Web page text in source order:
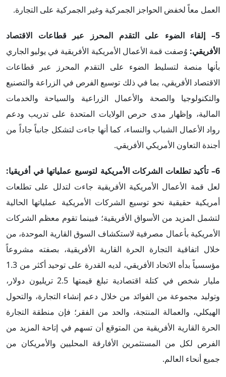
العمل معاً لخفض الحواجز الجمركية وغير الجمركية على التجارة.
5– إلقاء الضوء على التقدم المحرز عبر قطاعات الاقتصاد
الأفريقي: وُصفت قمة الأعمال الأمريكية الأفريقية في يوليو الجاري
بأنها منصة لتسليط الضوء على التقدم المحرز عبر قطاعات
الاقتصاد الأفريقي، بما في ذلك توسيع الفرص في الزراعة والتصنيع
والتكنولوجيا والصحة والأعمال الزراعية والسياحة والخدمات
المالية، وإظهار مدى حرص الولايات المتحدة على تدريب ودعم
رواد الأعمال الشباب والنساء، كما أنها جاءت لتشكل جانباً جاداً من
أجندة التعاون الأمريكي الأفريقي.
6– تأكيد تطلعات الشركات الأمريكية لتوسيع عملياتها في أفريقيا:
لعل قمة الأعمال الأمريكية الأفريقية جاءت لتدلل على تطلعات
أمريكية حقيقية نحو توسيع الشركات الأمريكية عملياتها الحالية
لتشمل المزيد من الأسواق الأفريقية؛ فبينما تقوم معظم الشركات
الأمريكية بأعمال مصرفية لاستكشاف السوق القارية الموحدة، من
خلال اتفاقية التجارة الحرة القارية الأفريقية، بصفته مشروعاً
مؤسسياً بدأه الاتحاد الأفريقي، لديه القدرة على توحيد أكثر من 1.3
مليار شخص في كتلة اقتصادية تبلغ قيمتها 2.5 تريليون دولار،
وتوليد مجموعة من الفوائد من خلال دعم إنشاء التجارة، والتحول
الهيكلي، والعمالة المنتجة، والحد من الفقر؛ فإن منطقة التجارة
الحرة القارية الأفريقية من المتوقع أن تسهم في إتاحة المزيد من
الفرص لكل من المستثمرين الأفارقة المحليين والأمريكان من
جميع أنحاء العالم.